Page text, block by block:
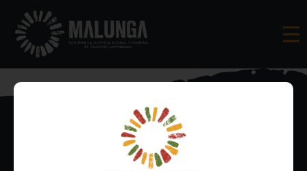
Inscríbete al boletín informativo